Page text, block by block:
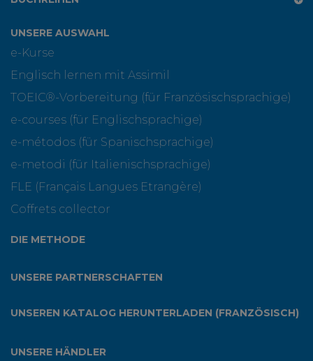
UNSERE AUSWAHL
e-Kurse
Englisch lernen mit Assimil
TOEIC®-Vorbereitung (für Französischsprachige)
e-courses (für Englischsprachige)
e-métodos (für Spanischsprachige)
e-metodi (für Italienischsprachige)
FLE (Français Langues Etrangère)
Coffrets collector
DIE METHODE
UNSERE PARTNERSCHAFTEN
UNSEREN KATALOG HERUNTERLADEN (FRANZÖSISCH)
UNSERE HÄNDLER